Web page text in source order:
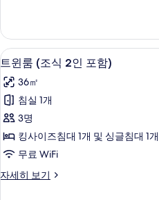
식
인
포
함)
사
진
모
두
용
객
실
식
2
인
포
함)
자
세
히
트
윈
룸
(조
식
2
인
포
11
트윈룸 (조식 2인 포함)
36㎡
침실 1개
3명
킹사이즈침대 1개 및 싱글침대 1개
무료 WiFi
자세히 보기
트